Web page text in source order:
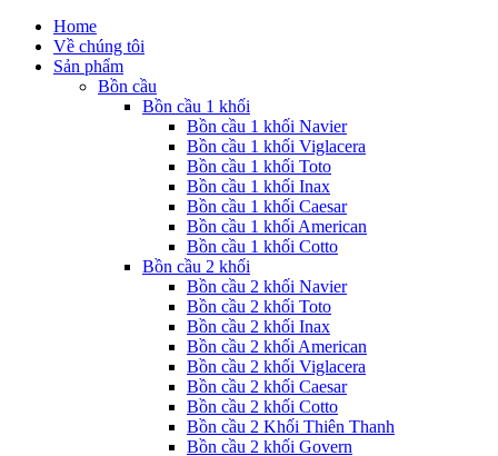
Home
Về chúng tôi
Sản phẩm
Bồn cầu
Bồn cầu 1 khối
Bồn cầu 1 khối Navier
Bồn cầu 1 khối Viglacera
Bồn cầu 1 khối Toto
Bồn cầu 1 khối Inax
Bồn cầu 1 khối Caesar
Bồn cầu 1 khối American
Bồn cầu 1 khối Cotto
Bồn cầu 2 khối
Bồn cầu 2 khối Navier
Bồn cầu 2 khối Toto
Bồn cầu 2 khối Inax
Bồn cầu 2 khối American
Bồn cầu 2 khối Viglacera
Bồn cầu 2 khối Caesar
Bồn cầu 2 khối Cotto
Bồn cầu 2 Khối Thiên Thanh
Bồn cầu 2 khối Govern